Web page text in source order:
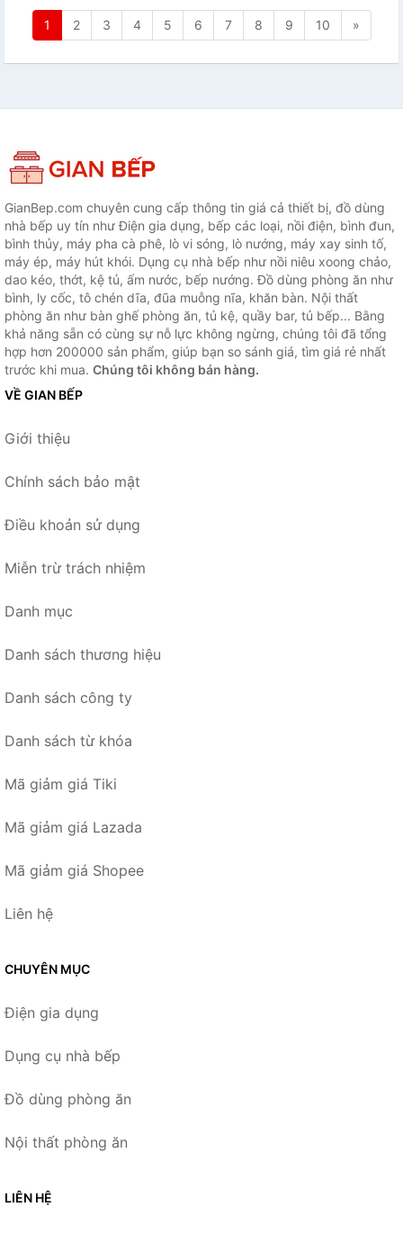
1 2 3 4 5 6 7 8 9 10 »
GianBep.com chuyên cung cấp thông tin giá cả thiết bị, đồ dùng
nhà bếp uy tín như Điện gia dụng, bếp các loại, nồi điện, bình đun,
bình thủy, máy pha cà phê, lò vi sóng, lò nướng, máy xay sinh tố,
máy ép, máy hút khói. Dụng cụ nhà bếp như nồi niêu xoong chảo,
dao kéo, thớt, kệ tủ, ấm nước, bếp nướng. Đồ dùng phòng ăn như
bình, ly cốc, tô chén dĩa, đũa muỗng nĩa, khăn bàn. Nội thất
phòng ăn như bàn ghế phòng ăn, tủ kệ, quầy bar, tủ bếp... Bằng
khả năng sẵn có cùng sự nỗ lực không ngừng, chúng tôi đã tổng
hợp hơn 200000 sản phẩm, giúp bạn so sánh giá, tìm giá rẻ nhất
trước khi mua. Chúng tôi không bán hàng.
VỀ GIAN BẾP
Giới thiệu
Chính sách bảo mật
Điều khoản sử dụng
Miễn trừ trách nhiệm
Danh mục
Danh sách thương hiệu
Danh sách công ty
Danh sách từ khóa
Mã giảm giá Tiki
Mã giảm giá Lazada
Mã giảm giá Shopee
Liên hệ
CHUYÊN MỤC
Điện gia dụng
Dụng cụ nhà bếp
Đồ dùng phòng ăn
Nội thất phòng ăn
LIÊN HỆ